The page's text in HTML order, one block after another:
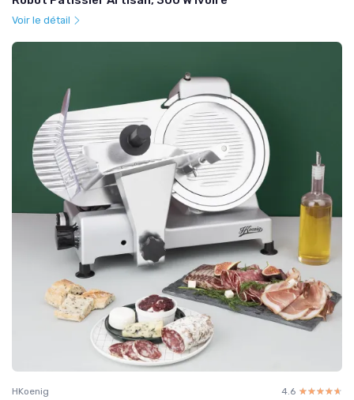
Voir le détail
HKoenig 4.6 ☆☆☆☆☆
★★★★★